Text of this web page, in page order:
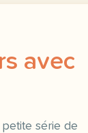
avec
série de